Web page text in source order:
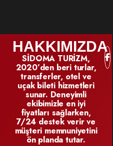
HAKKIMIZDA
SİDOMA TURİZM,
2020’den beri turlar,
transferler, otel ve
uçak bileti hizmetleri
sunar. Deneyimli
ekibimizle en iyi
fiyatları sağlarken,
7/24 destek verir ve
müşteri memnuniyetini
ön planda tutar.